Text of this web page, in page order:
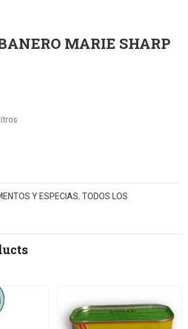
MARIE SHARP
Y ESPECIAS,TODOS LOS